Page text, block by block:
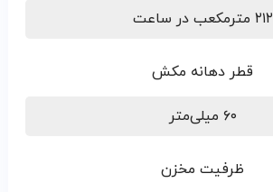
۲۱۲ مترمکعب در ساعت
قطر دهانه مکش
۶۰ میلی‌متر
ظرفیت مخزن